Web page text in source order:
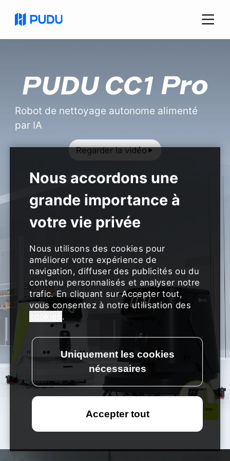
Robot de nettoyage autonome alimenté
par IA
Regarder la vidéo
Demander une
Nous utilisons des cookies pour
améliorer votre expérience de
navigation, diffuser des publicités ou du
contenu personnalisés et analyser notre
trafic. En cliquant sur Accepter tout,
vous consentez à notre utilisation des
.